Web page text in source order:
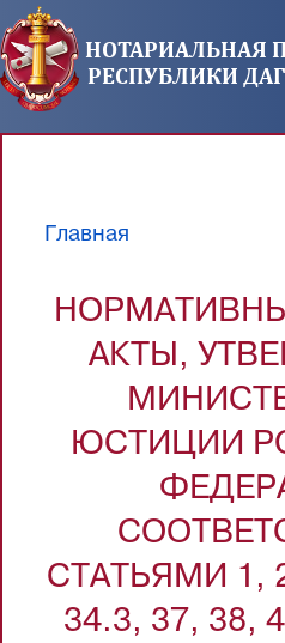
Перейти к основному
НОТАРИАЛЬНАЯ
РЕСПУБЛИКИ
Главная
АКТЫ,
ЮСТИЦИИ
СТАТЬЯМИ 1,
34.3, 37, 38,